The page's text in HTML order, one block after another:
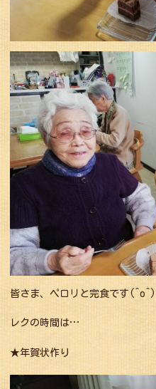
皆さま、ペロリと完食です(^o^)
レクの時間は…
★年賀状作り